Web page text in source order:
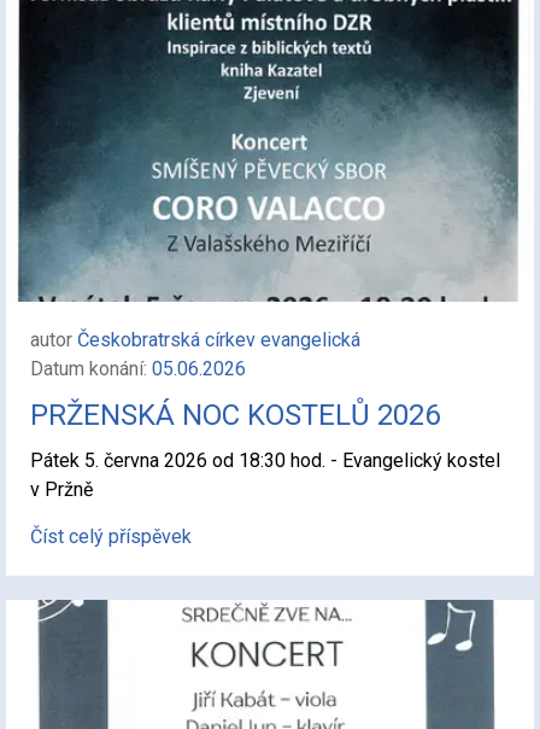
autor Českobratrská církev evangelická
Datum konání: 05.06.2026
PRŽENSKÁ NOC KOSTELŮ 2026
Pátek 5. června 2026 od 18:30 hod. - Evangelický kostel
v Pržně
Číst celý příspěvek